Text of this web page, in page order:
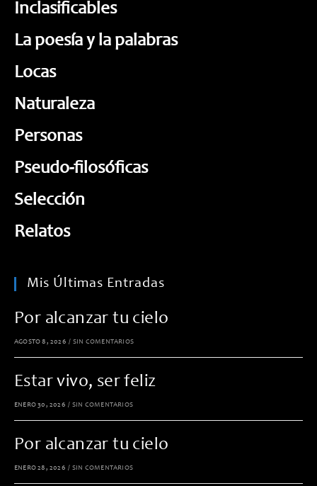
Inclasificables
La poesía y la palabras
Locas
Naturaleza
Personas
Pseudo-filosóficas
Selección
Relatos
Mis Últimas Entradas
Por alcanzar tu cielo
AGOSTO 8, 2026 / SIN COMENTARIOS
Estar vivo, ser feliz
ENERO 30, 2026 / SIN COMENTARIOS
Por alcanzar tu cielo
ENERO 28, 2026 / SIN COMENTARIOS